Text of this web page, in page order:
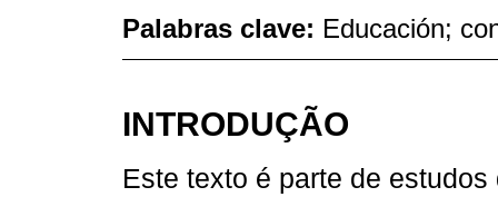
Palabras clave: Educación;
INTRODUÇÃO
Este texto é parte de